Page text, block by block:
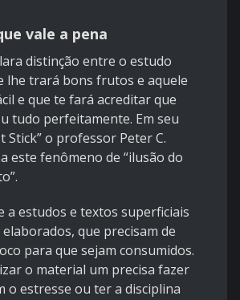
vale a pena
distinção entre o estudo
lhe trará bons frutos e aquele
e que te fará acreditar que
tudo perfeitamente. Em seu
Stick” o professor Peter C.
este fenômeno de “ilusão do
a estudos e textos superficiais
que precisam de
para que sejam consumidos.
o material um precisa fazer
o estresse ou ter a disciplina